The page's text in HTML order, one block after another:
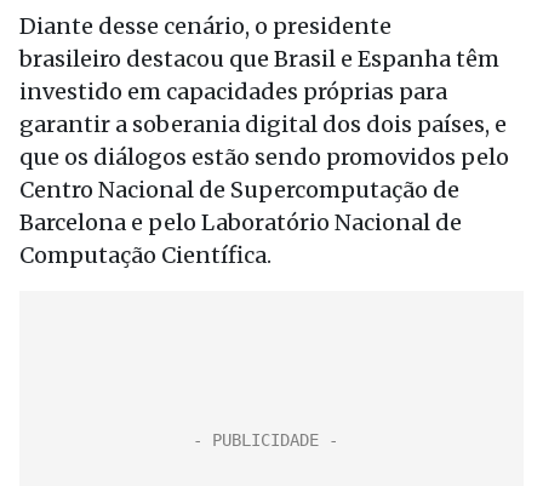
Diante desse cenário, o presidente
brasileiro destacou que Brasil e Espanha têm
investido em capacidades próprias para
garantir a soberania digital dos dois países, e
que os diálogos estão sendo promovidos pelo
Centro Nacional de Supercomputação de
Barcelona e pelo Laboratório Nacional de
Computação Científica.